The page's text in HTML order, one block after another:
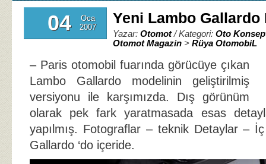
04
Oca
2007
Yeni Lambo Gallardo
Yazar: Otomot/ Kategori: Oto
Otomot Magazin > Rüya OtomobiL
– Paris otomobil fuarında görücüye çıkan
Lambo Gallardo modelinin geliştirilmiş
versiyonu ile karşımızda. Dış görünüm
olarak pek fark yaratmasada esas
yapılmış. Fotograflar – teknik Detaylar –
Gallardo ‘do içeride.